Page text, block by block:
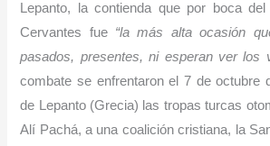
Lepanto, la contienda que por boca
Cervantes fue “la más alta ocasión
pasados, presentes, ni esperan ver los
combate se enfrentaron el 7 de octubre
de Lepanto (Grecia) las tropas turcas
Alí Pachá, a una coalición cristiana, la